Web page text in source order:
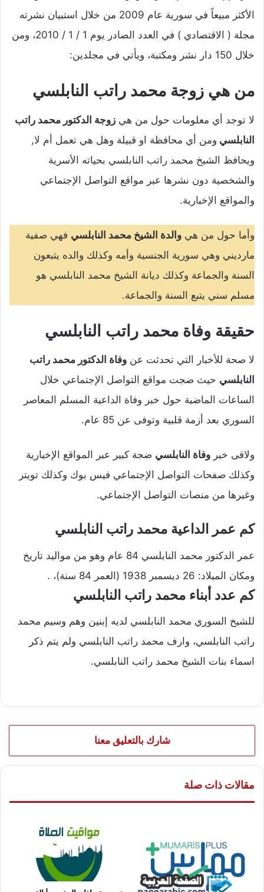
الأكثر مبيعاً في سورية عام 2009 من خلال استبيان نشرته
مجلة ( الاقتصادي ) في العدد الصادر يوم 1 / 1 / 2010، ومن
خلال 150 دار نشر ومكتبة، ويأتي في مجلدين:
من هي زوجة محمد راتب النابلسي
لا توجد أي معلومات حول من هي زوجة الدكتور محمد راتب
النابلسي ومن أي محافظة او قبيلة وهل هي تعمل أم لا,
ويحافظ الشيخ محمد راتب النابلسي بحياته الأسرية
والشخصية دون نشرها عبر مواقع التواصل الإجتماعي
والمواقع الإخبارية.
وأما حول من هي والدة الشيخ محمد النابلسي فهي صفية
مارديني وهي سورية الجنسية وأمه وكذلك والده يتبعون
السنة والجماعة وكذلك ديانة الشيخ محمد النابلسي هو
مسلم سني يتبع السنة والجماعة.
حقيقة وفاة محمد راتب النابلسي
لا صحة للأخبار التي تحدثت عن وفاة الدكتور محمد راتب
النابلسي حيث ضجت مواقع التواصل الإجتماعي خلال
الساعات الماضية حول خبر وفاة الداعية المسلم المعاصر
السوري بعد أزمة قلبية وتوفى عن 85 عام.
ولاقى خبر وفاة النابلسي ضجة كبير عبر المواقع الإخبارية
وكذلك صفحات التواصل الإجتماعي فيس بوك وكذلك تويتر
وغيرها من منصات التواصل الإجتماعي.
كم عمر الداعية محمد راتب النابلسي
عمر الدكتور محمد النابلسي 84 عام وهو من مواليد تاريخ
ومكان الميلاد: 26 ديسمبر 1938 (العمر 84 سنة)، .
كم عدد أبناء محمد راتب النابلسي
للشيخ السوري محمد النابلسي لديه إبنين وهم وسيم محمد
راتب النابلسي، وارف محمد راتب النابلسي ولم يتم ذكر
اسماء بنات الشيخ محمد راتب النابلسي.
شارك بالتعليق معنا
مقالات ذات صلة